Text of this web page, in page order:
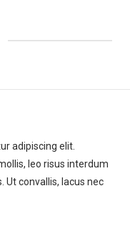
adipiscing elit.
leo risus interdum
Ut convallis, lacus nec